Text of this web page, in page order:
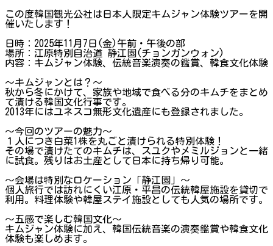
この度韓国観光公社は日本人限定キムジャン体験ツアーを開
催いたします！
日時：2025年11月7日(金)午前・午後の部
場所：江原特別自治道 静江園(チョンガンウォン)
内容：キムジャン体験、伝統音楽演奏の鑑賞、韓食文化体験
～キムジャンとは？～
秋から冬にかけて、家族や地域で食べる分のキムチをまとめ
て漬ける韓国文化行事です。
2013年にはユネスコ無形文化遺産にも登録されました。
～今回のツアーの魅力～
１人につき白菜1株を丸ごと漬けられる特別体験！
その場で漬けたてのキムチは、スユクやメミルジョンと一緒
に試食。残りはお土産として日本に持ち帰り可能。
～会場は特別なロケーション「静江園」～
個人旅行では訪れにくい江原・平昌の伝統韓屋施設を貸切で
利用。料理体験や韓屋ステイ施設としても人気の場所です。
～五感で楽しむ韓国文化～
キムジャン体験に加え、韓国伝統音楽の演奏鑑賞や韓食文化
体験も楽しめます。